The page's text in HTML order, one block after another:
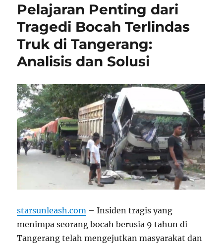
Pelajaran Penting dari
Tragedi Bocah Terlindas
Truk di Tangerang:
Analisis dan Solusi
starsunleash.com – Insiden tragis yang
menimpa seorang bocah berusia 9 tahun di
Tangerang telah mengejutkan masyarakat dan